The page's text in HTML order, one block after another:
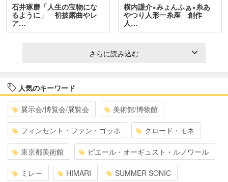
石井琢磨「人生の宝物にな
るように」 初披露曲やレ
ア…
横内謙介×みょんふぁ×糸あ
やつり人形一糸座 創作
人…
さらに読み込む
人気のキーワード
展示会/博覧会/展覧会 美術館/博物館
フィンセント・ファン・ゴッホ クロード・モネ
東京都美術館 ピエール・オーギュスト・ルノワール
ミレー HIMARI SUMMER SONIC